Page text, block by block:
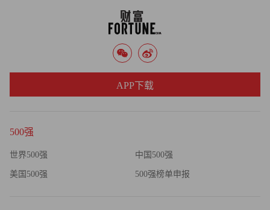
500强
世界500强 中国500强
美国500强 500强榜单申报
APP下载